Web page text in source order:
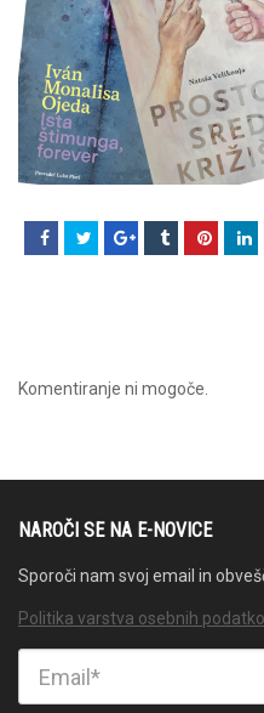
Komentiranje ni mogoče.
NAROČI SE NA E-NOVICE
Sporoči nam svoj email in
Politika varstva osebnih